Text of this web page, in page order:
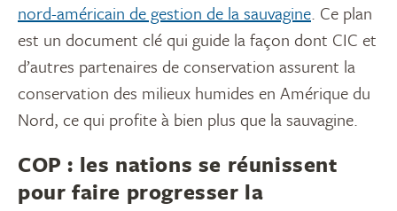
nord-américain de gestion de la sauvagine. Ce plan
est un document clé qui guide la façon dont CIC et
d’autres partenaires de conservation assurent la
conservation des milieux humides en Amérique du
Nord, ce qui profite à bien plus que la sauvagine.
COP : les nations se réunissent
pour faire progresser la